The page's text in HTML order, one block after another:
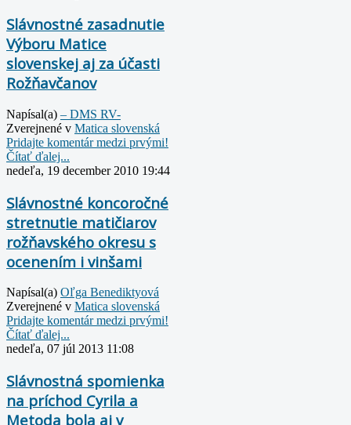
Slávnostné zasadnutie
Výboru Matice
slovenskej aj za účasti
Rožňavčanov
Napísal(a) – DMS RV-
Zverejnené v Matica slovenská
Pridajte komentár medzi prvými!
Čítať ďalej...
nedeľa, 19 december 2010 19:44
Slávnostné koncoročné
stretnutie matičiarov
rožňavského okresu s
ocenením i vinšami
Napísal(a) Oľga Benediktyová
Zverejnené v Matica slovenská
Pridajte komentár medzi prvými!
Čítať ďalej...
nedeľa, 07 júl 2013 11:08
Slávnostná spomienka
na príchod Cyrila a
Metoda bola aj v